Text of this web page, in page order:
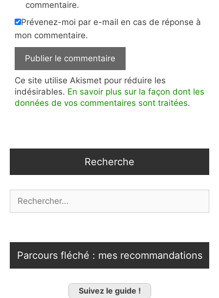
commentaire.
Prévenez-moi par e-mail en cas de réponse à
mon commentaire.
Ce site utilise Akismet pour réduire les
indésirables. En savoir plus sur la façon dont les
données de vos commentaires sont traitées.
Recherche
Parcours fléché : mes recommandations
Suivez le guide !